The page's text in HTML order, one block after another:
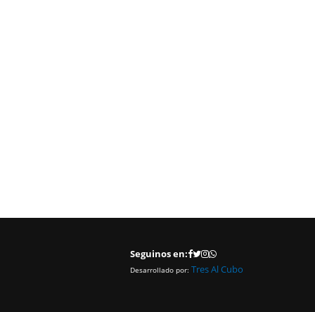
Seguinos en:
Desarrollado por: Tres Al Cubo